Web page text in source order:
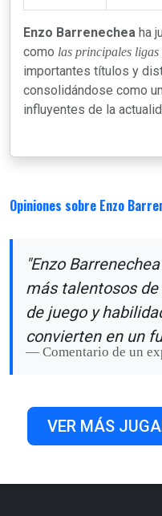
Enzo Barrenechea ha
como las principales ligas
importantes títulos y
consolidándose como
influyentes de la
Opiniones sobre Enzo
"Enzo
más talentosos
de juego y
convierten en un
Comentario de un
VER MÁS